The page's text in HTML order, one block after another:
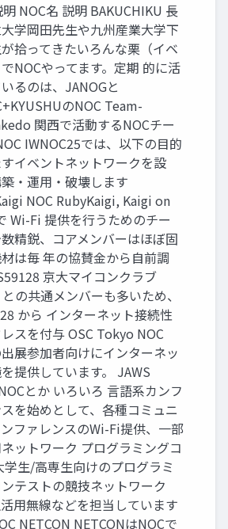
NOC名 説明 BAKUCHIKU 長
学岡田先生や九州産業大学下
拾ってきたいろんな栗（イベ
NOCやってます。定期 的に活
るのは、JANOGと
のNOC Team-
関西で活動するNOCチー
IWNOC25では、以下の目的
イベントネットワークを設
・運用・破壊します
NOC RubyKaigi, Kaigi on
Wi-Fi 提供を行うためのチー
精鋭、コアメンバーはほぼ固
は毎 年の協賛金から自前調
京大マイコンクラブ
の共通メンバーも多いため、
から インターネット接続性
スを付与 OSC Tokyo NOC
展参加者向けにインターネッ
提供しています。 JAWS
とか いろいろ 言語系カンフ
を始めとして、各種コミュニ
ファレンスのWi-Fi提供、一部
ットワーク プログラミングコ
学生/高専生向けのプログラミ
テストの競技ネットワーク
用無線などを担当しています
NETCON NETCONはNOCで